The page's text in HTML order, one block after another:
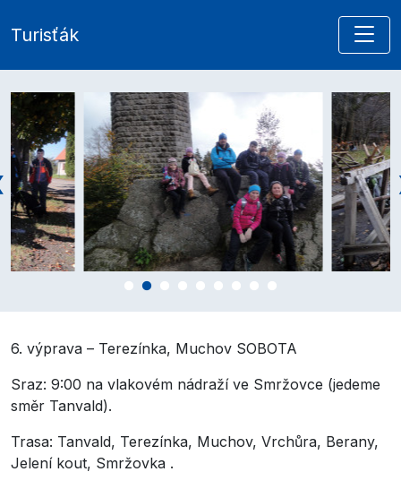
Turisťák
6. výprava – Terezínka, Muchov SOBOTA
Sraz: 9:00 na vlakovém nádraží ve Smržovce (jedeme
směr Tanvald).
Trasa: Tanvald, Terezínka, Muchov, Vrchůra, Berany,
Jelení kout, Smržovka .